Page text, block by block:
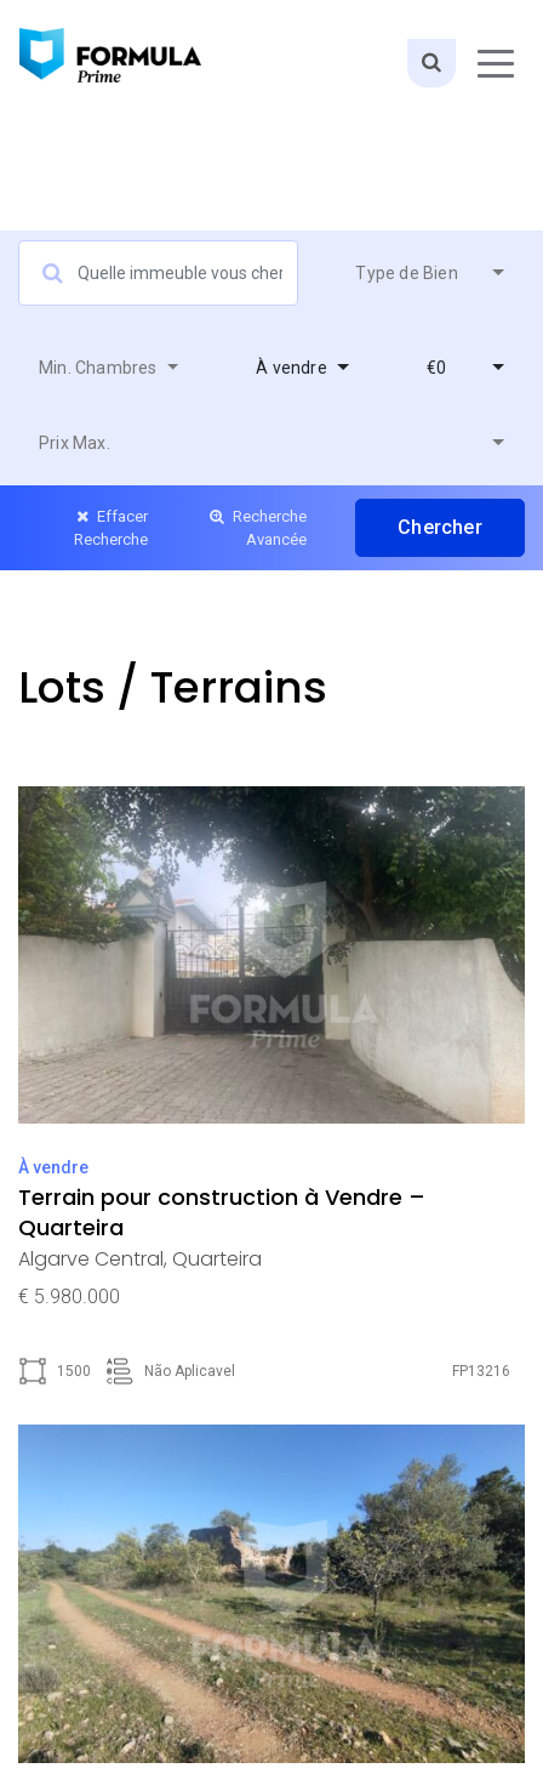
Type de Bien
Min. Chambres À vendre €0
Prix Max.
Effacer
Recherche
Recherche
Avancée
Lots / Terrains
À vendre
Terrain pour construction à Vendre –
Quarteira
Algarve Central, Quarteira
€ 5.980.000
1500 Não Aplicavel FP13216